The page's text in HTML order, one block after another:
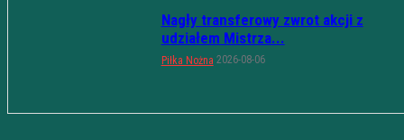
Nagły transferowy zwrot akcji z
udziałem Mistrza...
Piłka Nożna 2026-08-06